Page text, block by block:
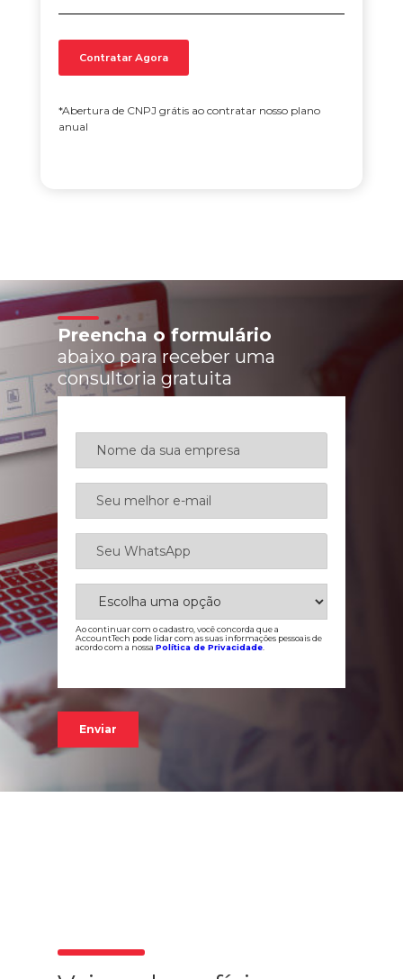
Contratar Agora
*Abertura de CNPJ grátis ao contratar nosso plano
anual
Preencha o formulário
abaixo para receber uma
consultoria gratuita
Ao continuar com o cadastro, você concorda que a
AccountTech pode lidar com as suas informações pessoais de
acordo com a nossa Política de Privacidade.